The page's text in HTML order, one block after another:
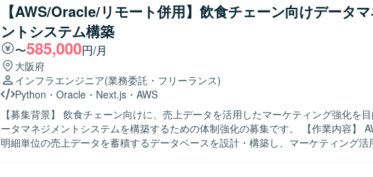
【AWS/Oracle/リモート併用】飲食チェーン向けデータ
ントシステム構築
〜585,000円/月
大阪府
インフラエンジニア(業務委託・フリーランス)
Python ・ Oracle ・ Next.js ・ AWS
【募集背景】 飲食チェーン向けに、売上データを活用したマーケティング強化を
ータマネジメントシステムを構築するための体制強化の募集です。 【作業内容】 AWS環境上に
明細単位の売上データを蓄積するデータベースを設計・構築し、マーケティング活